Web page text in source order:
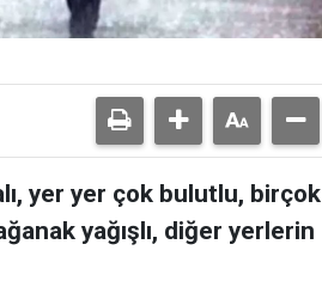
yer yer çok bulutlu, birçok
yağışlı, diğer yerlerin